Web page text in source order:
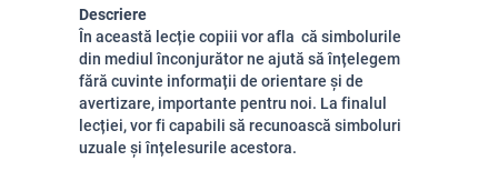
Descriere
În această lecție copiii vor afla că simbolurile
din mediul înconjurător ne ajută să înțelegem
fără cuvinte informații de orientare și de
avertizare, importante pentru noi. La finalul
lecției, vor fi capabili să recunoască simboluri
uzuale și înțelesurile acestora.